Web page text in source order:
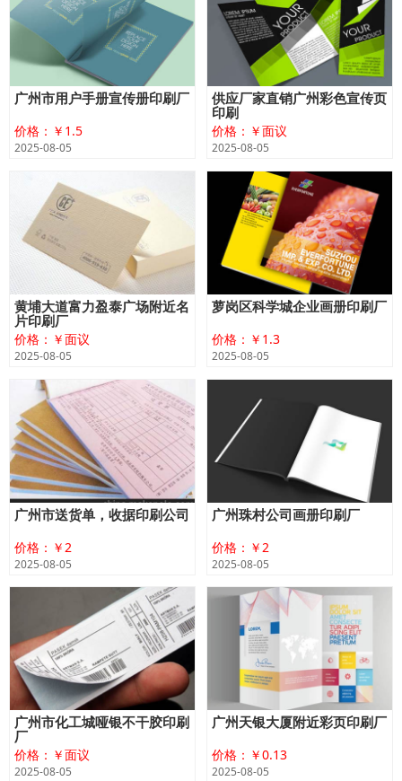
广州市用户手册宣传册印刷厂
价格：￥1.5
2025-08-05
供应厂家直销广州彩色宣传页
印刷
价格：￥面议
2025-08-05
黄埔大道富力盈泰广场附近名
片印刷厂
价格：￥面议
2025-08-05
萝岗区科学城企业画册印刷厂
价格：￥1.3
2025-08-05
广州市送货单，收据印刷公司
价格：￥2
2025-08-05
广州珠村公司画册印刷厂
价格：￥2
2025-08-05
广州市化工城哑银不干胶印刷
厂
价格：￥面议
2025-08-05
广州天银大厦附近彩页印刷厂
价格：￥0.13
2025-08-05